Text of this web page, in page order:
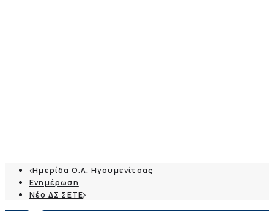
Ημερίδα Ο.Λ. Ηγουμενίτσας
Ενημέρωση
Νέο ΔΣ ΣΕΤΕ